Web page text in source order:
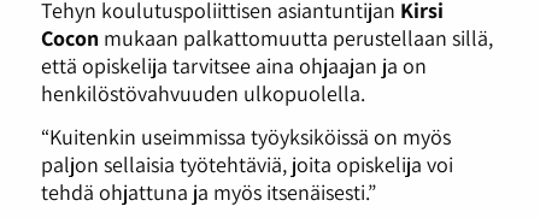
Tehyn koulutuspoliittisen asiantuntijan Kirsi
Coconmukaan palkattomuutta perustellaan sillä,
että opiskelija tarvitsee aina ohjaajan ja on
henkilöstövahvuuden ulkopuolella.
“Kuitenkin useimmissa työyksiköissä on myös
paljon sellaisia työtehtäviä, joita opiskelija voi
tehdä ohjattuna ja myös itsenäisesti.”